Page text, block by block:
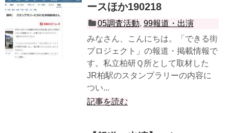
ースほか190218
05調査活動, 99報道・出演
みなさん、こんにちは。「できる街
プロジェクト」の報道・掲載情報で
す。私立柏研Ｑ所として取材した
JR柏駅のスタンプラリーの内容に
つい...
記事を読む